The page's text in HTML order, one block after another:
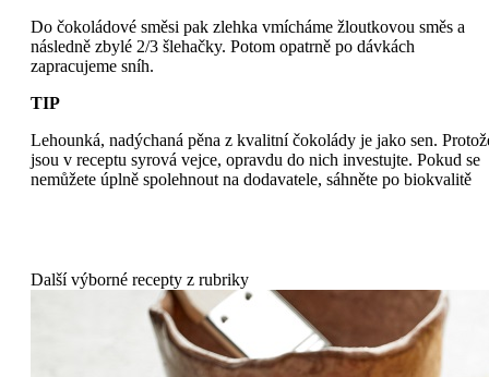
Do čokoládové směsi pak zlehka vmícháme žloutkovou směs a
následně zbylé 2/3 šlehačky. Potom opatrně po dávkách
zapracujeme sníh.
TIP
Lehounká, nadýchaná pěna z kvalitní čokolády je jako sen.
jsou v receptu syrová vejce, opravdu do nich investujte. Pokud se
nemůžete úplně spolehnout na dodavatele, sáhněte po biokvalitě
Další výborné recepty z rubriky